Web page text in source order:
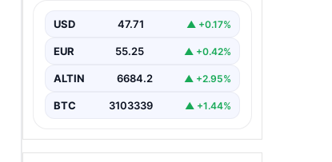
USD 47.71 ▲ +0.17%
EUR 55.25 ▲ +0.42%
ALTIN 6684.2 ▲ +2.95%
BTC 3103339 ▲ +1.44%